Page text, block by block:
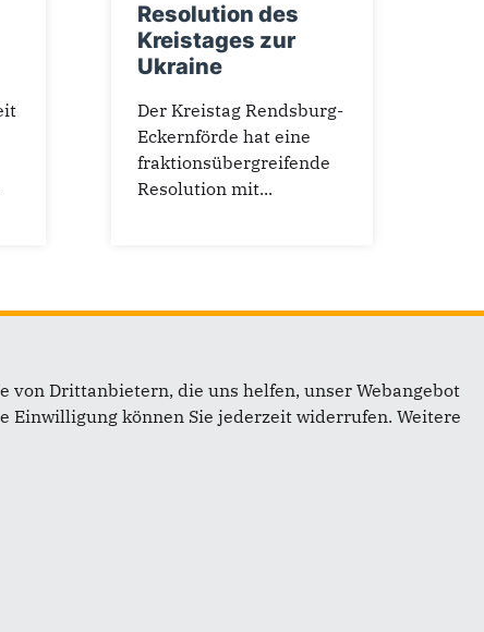
Resolution des
Kreistages zur
Ukraine
Der Kreistag Rendsburg-
Eckernförde hat eine
fraktionsübergreifende
Resolution mit...
von Drittanbietern, die uns helfen, unser Webangebot
können Sie jederzeit widerrufen. Weitere